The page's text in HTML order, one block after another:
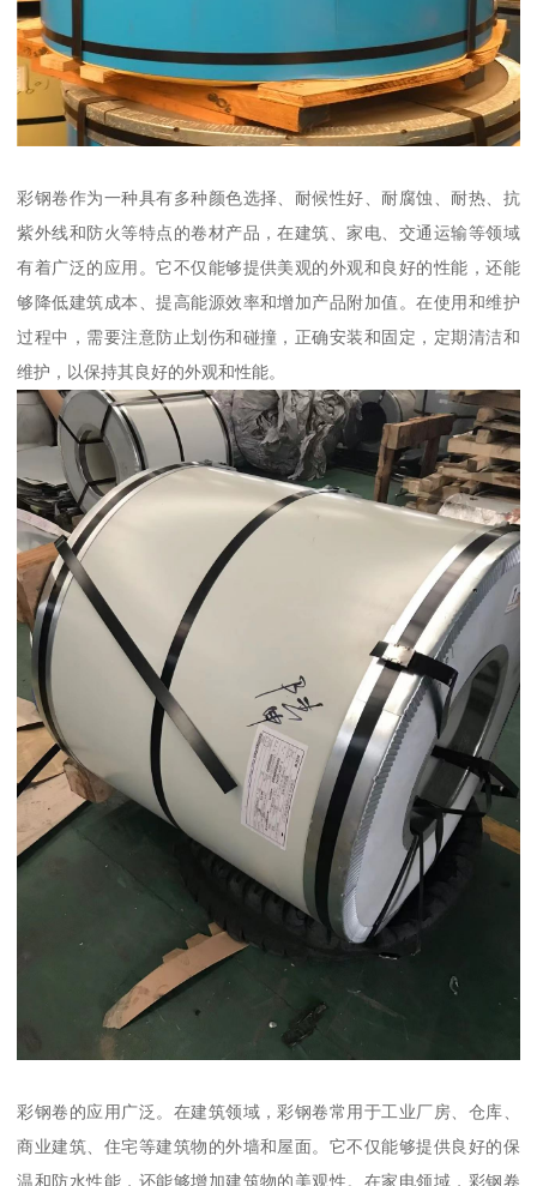
彩钢卷作为一种具有多种颜色选择、耐候性好、耐腐蚀、耐热、抗
紫外线和防火等特点的卷材产品，在建筑、家电、交通运输等领域
有着广泛的应用。它不仅能够提供美观的外观和良好的性能，还能
够降低建筑成本、提高能源效率和增加产品附加值。在使用和维护
过程中，需要注意防止划伤和碰撞，正确安装和固定，定期清洁和
维护，以保持其良好的外观和性能。
彩钢卷的应用广泛。在建筑领域，彩钢卷常用于工业厂房、仓库、
商业建筑、住宅等建筑物的外墙和屋面。它不仅能够提供良好的保
温和防水性能，还能够增加建筑物的美观性。在家电领域，彩钢卷